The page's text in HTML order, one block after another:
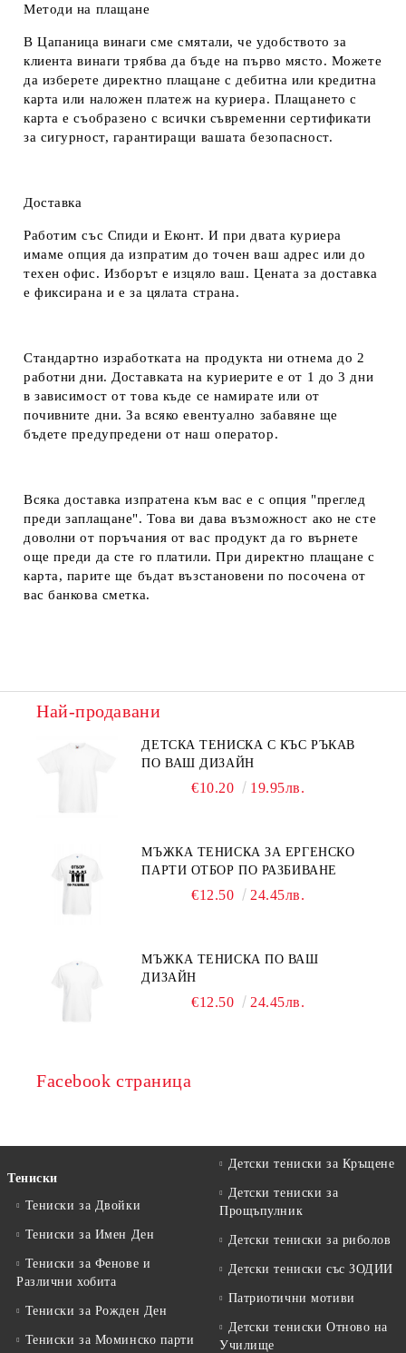
Методи на плащане
В Цапаница винаги сме смятали, че удобството за
клиента винаги трябва да бъде на първо място. Можете
да изберете директно плащане с дебитна или кредитна
карта или наложен платеж на куриера. Плащането с
карта е съобразено с всички съвременни сертификати
за сигурност, гарантиращи вашата безопасност.
Доставка
Работим със Спиди и Еконт. И при двата куриера
имаме опция да изпратим до точен ваш адрес или до
техен офис. Изборът е изцяло ваш. Цената за доставка
е фиксирана и е за цялата страна.
Стандартно изработката на продукта ни отнема до 2
работни дни. Доставката на куриерите е от 1 до 3 дни
в зависимост от това къде се намирате или от
почивните дни. За всяко евентуално забавяне ще
бъдете предупредени от наш оператор.
Всяка доставка изпратена към вас е с опция "преглед
преди заплащане". Това ви дава възможност ако не сте
доволни от поръчания от вас продукт да го върнете
още преди да сте го платили. При директно плащане с
карта, парите ще бъдат възстановени по посочена от
вас банкова сметка.
Най-продавани
ДЕТСКА ТЕНИСКА С КЪС РЪКАВ
ПО ВАШ ДИЗАЙН
€10.20 19.95лв.
МЪЖКА ТЕНИСКА ЗА ЕРГЕНСКО
ПАРТИ ОТБОР ПО РАЗБИВАНЕ
€12.50 24.45лв.
МЪЖКА ТЕНИСКА ПО ВАШ
ДИЗАЙН
€12.50 24.45лв.
Facebook страница
Тениски
Тениски за Двойки
Тениски за Имен Ден
Тениски за Фенове и
Различни хобита
Тениски за Рожден Ден
Тениски за Mоминско парти
Детски тениски за Кръщене
Детски тениски за
Прощъпулник
Детски тениски за риболов
Детски тениски със ЗОДИИ
Патриотични мотиви
Детски тениски Отново на
Училище